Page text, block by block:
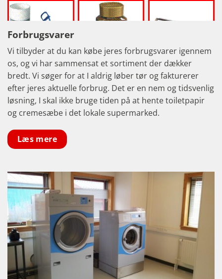
Forbrugsvarer
Vi tilbyder at du kan købe jeres forbrugsvarer igennem
os, og vi har sammensat et sortiment der dækker
bredt. Vi søger for at I aldrig løber tør og fakturerer
efter jeres aktuelle forbrug. Det er en nem og tidsvenlig
løsning, I skal ikke bruge tiden på at hente toiletpapir
og cremesæbe i det lokale supermarked.
Læs mere